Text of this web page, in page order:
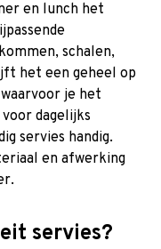
en lunch het
schalen,
het een geheel op
je het
dagelijks
servies handig.
en afwerking
servies?